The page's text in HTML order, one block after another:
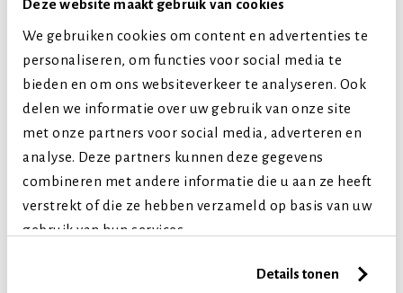
Deze website maakt gebruik van cookies
We gebruiken cookies om content en advertenties te
personaliseren, om functies voor social media te
bieden en om ons websiteverkeer te analyseren. Ook
delen we informatie over uw gebruik van onze site
met onze partners voor social media, adverteren en
analyse. Deze partners kunnen deze gegevens
combineren met andere informatie die u aan ze heeft
verstrekt of die ze hebben verzameld op basis van uw
gebruik van hun services.
Details tonen
OPMERKING
Ik ga akkoord met hetPrivacybeleidvan Antos *